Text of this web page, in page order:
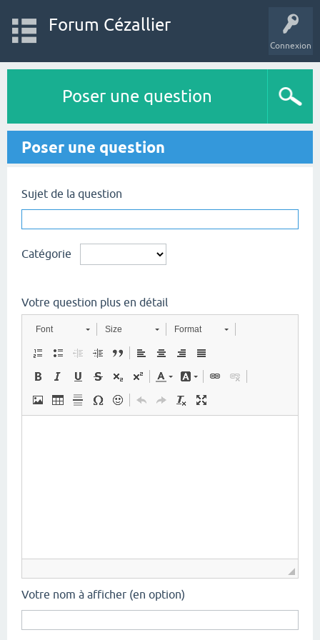
Connexion
Forum Cézallier
Poser une question
Poser une question
Sujet de la question
Catégorie
Votre question plus en détail
Font Size Format
Votre nom à afficher (en option)